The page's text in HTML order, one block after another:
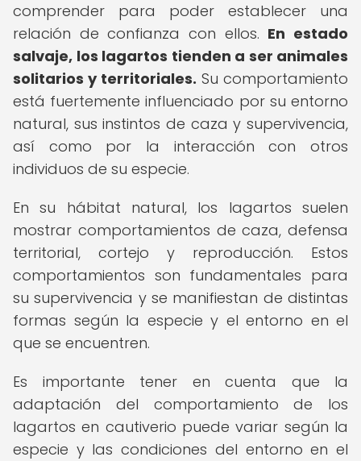
comprender para poder establecer una
relación de confianza con ellos. En estado
salvaje, los lagartos tienden a ser animales
solitarios y territoriales. Su comportamiento
está fuertemente influenciado por su entorno
natural, sus instintos de caza y supervivencia,
así como por la interacción con otros
individuos de su especie.
En su hábitat natural, los lagartos suelen
mostrar comportamientos de caza, defensa
territorial, cortejo y reproducción. Estos
comportamientos son fundamentales para
su supervivencia y se manifiestan de distintas
formas según la especie y el entorno en el
que se encuentren.
Es importante tener en cuenta que la
adaptación del comportamiento de los
lagartos en cautiverio puede variar según la
especie y las condiciones del entorno en el